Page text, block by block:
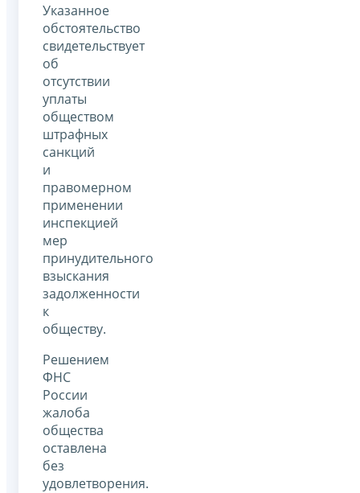
Указанное
обстоятельство
свидетельствует
об
отсутствии
уплаты
обществом
штрафных
санкций
и
правомерном
применении
инспекцией
мер
принудительного
взыскания
задолженности
к
обществу.
Решением
ФНС
России
жалоба
общества
оставлена
без
удовлетворения.